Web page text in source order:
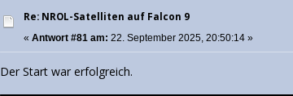
Re: NROL-Satelliten auf Falcon 9
«Antwort #81 am: 22. September 2025, 20:50:14 »
Der Start war erfolgreich.